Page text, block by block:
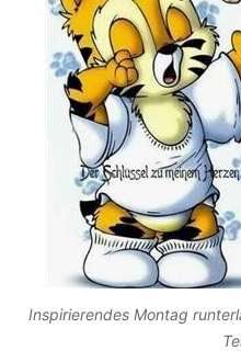
Inspirierendes Montag